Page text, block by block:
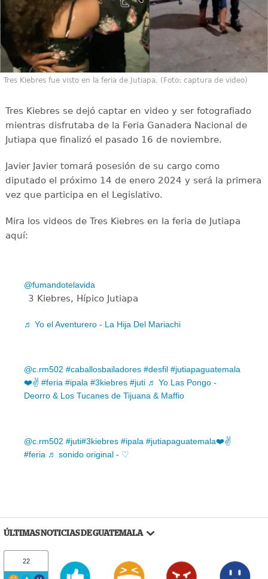
Tres Kiebres fue visto en la feria de Jutiapa. (Foto: captura de video)
Tres Kiebres se dejó captar en video y ser fotografiado
mientras disfrutaba de la Feria Ganadera Nacional de
Jutiapa que finalizó el pasado 16 de noviembre.
Javier Javier tomará posesión de su cargo como
diputado el próximo 14 de enero 2024 y será la primera
vez que participa en el Legislativo.
Mira los videos de Tres Kiebres en la feria de Jutiapa
aquí:
@fumandotelavida
3 Kiebres, Hípico Jutiapa
♬ Yo el Aventurero - La Hija Del Mariachi
@c.rm502 #caballosbailadores #desfil #jutiapaguatemala
❤️✌️ #feria #ipala #3kiebres #juti ♬ Yo Las Pongo -
Deorro & Los Tucanes de Tijuana & Maffio
@c.rm502 #juti#3kiebres #ipala #jutiapaguatemala❤️✌️
#feria ♬ sonido original - ♡
ÚLTIMAS NOTICIAS DE GUATEMALA
22